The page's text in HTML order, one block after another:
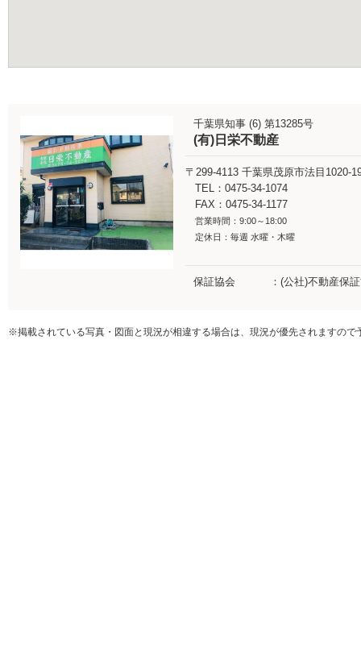
千葉県知事 (6) 第13285号
(有)日栄不動産
〒299-4113 千葉県茂原市法目1020-
TEL：0475-34-1074
FAX：0475-34-1177
営業時間：9:00～18:00
定休日：毎週 水曜・木曜
保証協会 (公社)不動産保
※掲載されている写真・図面と現況が相違する場合は、現況が優先されますので